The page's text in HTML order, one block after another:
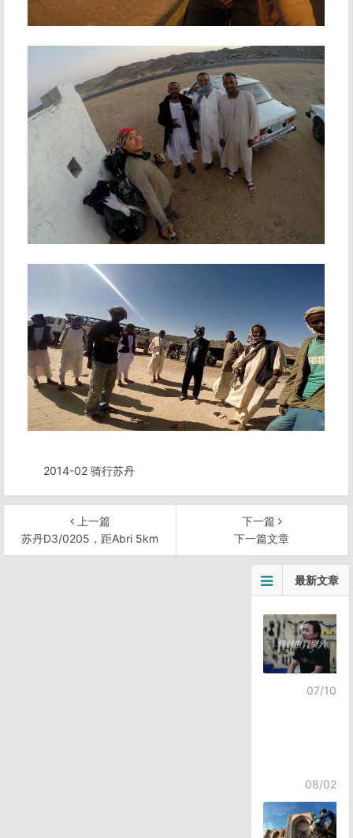
2014-02 骑行苏丹
上一篇
苏丹D3/0205，距Abri 5km
下一篇
下一篇文章
最新文章
07/10
08/02